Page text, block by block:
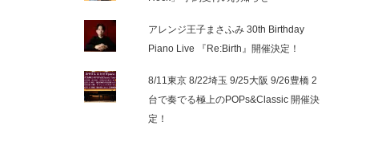
アレンジ王子まさふみ 30th Birthday
Piano Live 『Re:Birth』開催決定！
8/11東京 8/22埼玉 9/25大阪 9/26豊橋 2
台で奏でる極上のPOPs&Classic 開催決
定！